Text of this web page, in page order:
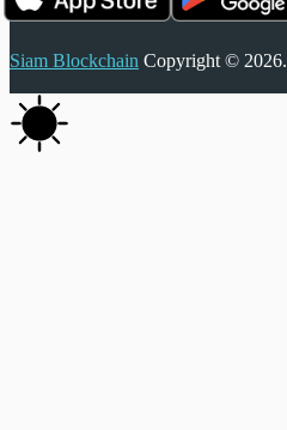
Siam Blockchain Copyright © 2026.